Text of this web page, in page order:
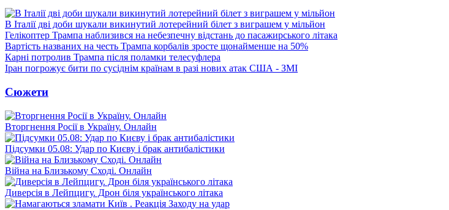
В Італії дві доби шукали викинутий лотерейний білет з виграшем у мільйон
Гелікоптер Трампа наблизився на небезпечну відстань до пасажирського літака
Вартість названих на честь Трампа корбалів зросте щонайменше на 50%
Карні потролив Трампа після поламки телесуфлера
Іран погрожує бити по сусіднім країнам в разі нових атак США - ЗМІ
Сюжети
Вторгнення Росії в Україну. Онлайн
Підсумки 05.08: Удар по Києву і брак антибалістики
Війна на Близькому Сході. Онлайн
Диверсія в Лейпцигу. Дрон біля українського літака